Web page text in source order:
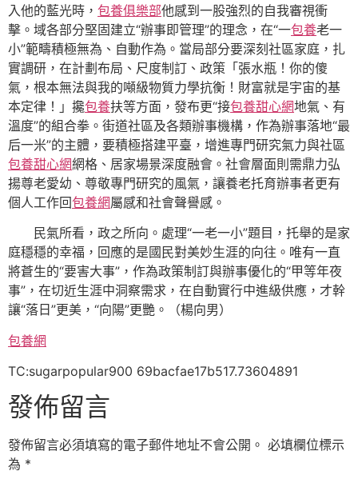
入他的藍光時， 包養俱樂部他感到一股強烈的自我審視衝
擊。域各部分堅固建立“辦事即管理”的理念，在“一包養老一
小”範疇積極無為、自動作為。當局部分要深刻社區家庭，扎
實調研，在計劃布局、尺度制訂、政策「張水瓶！你的傻
氣，根本無法與我的噸級物質力學抗衡！財富就是宇宙的基
本定律！」攙包養扶等方面，發布更“接包養甜心網地氣、有
溫度”的組合拳。街道社區及各類辦事機構，作為辦事落地“最
后一米”的主體，要積極搭建平臺，增進專門研究氣力與社區
包養甜心網網格、居家場景深度融會。社會層面則需鼎力弘
揚尊老愛幼、尊敬專門研究的風氣，讓養老托育辦事者更有
個人工作回包養網屬感和社會聲譽感。
民氣所看，政之所向。處理“一老一小”題目，托舉的是家
庭穩穩的幸福，回應的是國民對美妙生涯的向往。唯有一直
將蒼生的“要害大事”，作為政策制訂與辦事優化的“甲等年夜
事”，在切近生涯中洞察需求，在自動實行中進級供應，才幹
讓“落日”更美，“向陽”更艷。（楊向男）
包養網
TC:sugarpopular900 69bacfae17b517.73604891
發佈留言
發佈留言必須填寫的電子郵件地址不會公開。 必填欄位標示
為 *